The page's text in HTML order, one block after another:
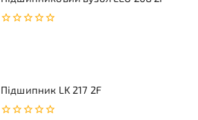
Підшипник LK 217 2F